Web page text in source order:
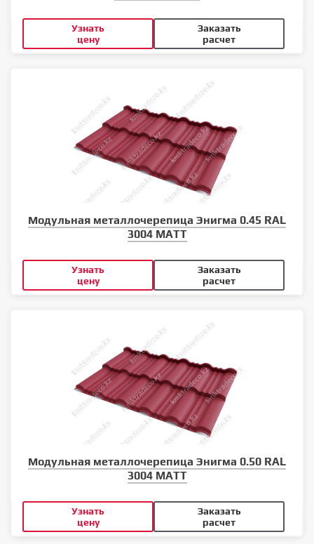
Узнать
цену
Заказать
расчет
Модульная металлочерепица Энигма 0.45 RAL
3004 MATT
Узнать
цену
Заказать
расчет
Модульная металлочерепица Энигма 0.50 RAL
3004 MATT
Узнать
цену
Заказать
расчет